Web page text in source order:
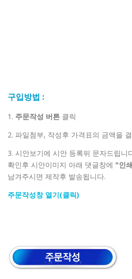
구입방법 :
1. 주문작성 버튼 클릭
2. 파일첨부, 작성후 가격표의 금액을
3. 시안보기에 시안 등록뒤 문자드립니
확인후 시안이미지 아래 댓글창에 "인
남겨주시면 제작후 발송됩니다.
주문작성창 열기(클릭)